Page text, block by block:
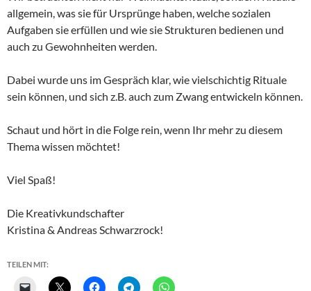
allgemein, was sie für Ursprünge haben, welche sozialen
Aufgaben sie erfüllen und wie sie Strukturen bedienen und
auch zu Gewohnheiten werden.
Dabei wurde uns im Gespräch klar, wie vielschichtig Rituale
sein können, und sich z.B. auch zum Zwang entwickeln können.
Schaut und hört in die Folge rein, wenn Ihr mehr zu diesem
Thema wissen möchtet!
Viel Spaß!
Die Kreativkundschafter
Kristina & Andreas Schwarzrock!
TEILEN MIT: